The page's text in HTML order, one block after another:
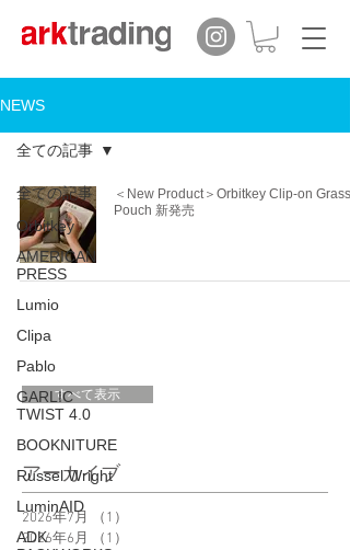
NEWS
全ての記事
Orbitkey
AMERICAN
PRESS
Lumio
Clipa
Pablo
GARLIC
TWIST 4.0
BOOKNITURE
Russel Wright
LuminAID
ADK
全ての記事
＜New Product＞Orbitkey Clip-on
Pouch 新発売
すべて表示
アーカイブ
2026年7月 （1）
2026年6月
（1）